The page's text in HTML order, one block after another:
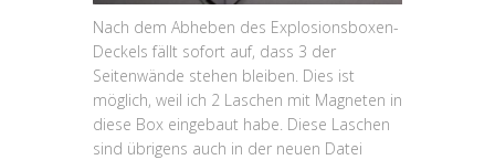
Nach dem Abheben des Explosionsboxen-
Deckels fällt sofort auf, dass 3 der
Seitenwände stehen bleiben. Dies ist
möglich, weil ich 2 Laschen mit Magneten in
diese Box eingebaut habe. Diese Laschen
sind übrigens auch in der neuen Datei